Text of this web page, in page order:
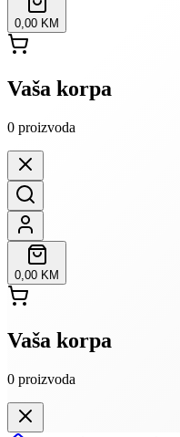
0,00 KM
Vaša korpa
0 proizvoda
0,00 KM
Vaša korpa
0 proizvoda